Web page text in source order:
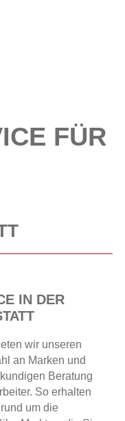
FÜR
IN DER
wir unseren
an Marken und
Beratung
So erhalten
um die